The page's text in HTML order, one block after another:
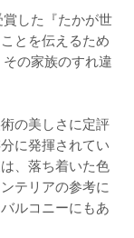
した『たかが世
とを伝えるため
の家族のすれ違
の美しさに定評
に発揮されてい
、落ち着いた色
テリアの参考に
ルコニーにもあ